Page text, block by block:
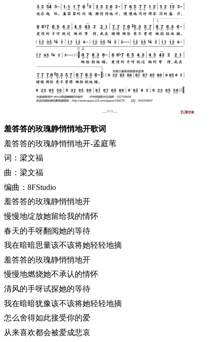
羞答答的玫瑰静悄悄地开歌词
羞答答的玫瑰静悄悄地开-孟庭苇
词：梁文福
曲：梁文福
编曲：8FStudio
羞答答的玫瑰静悄悄地开
慢慢地绽放她留给我的情怀
春天的手呀翻阅她的等待
我在暗暗思量该不该将她轻轻地摘
羞答答的玫瑰静悄悄地开
慢慢地燃烧她不承认的情怀
清风的手呀试探她的等待
我在暗暗犹豫该不该将她轻轻地摘
怎么舍得如此接受你的爱
从来喜欢都会被爱成悲哀